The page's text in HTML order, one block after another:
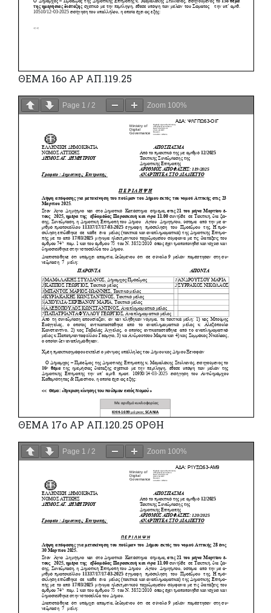
ΘΕΜΑ 16ο ΑΡ ΑΠ.119.25
Page 1 / 2 Zoom 100%
ΘΕΜΑ 17ο ΑΡ ΑΠ.120.25 ΟΡΘΗ
Page 1 / 2 Zoom 100%